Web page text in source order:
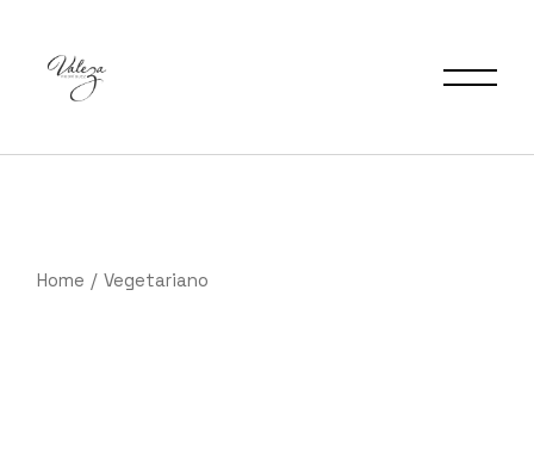
Home Vegetariano